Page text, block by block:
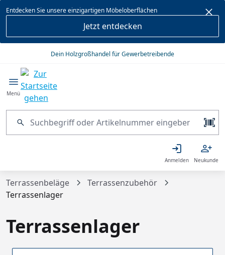
springen
Entdecken Sie unsere einzigartigen Möbeloberflächen
Jetzt entdecken
Dein Holzgroßhandel für Gewerbetreibende
Menü
Anmelden Neukunde
Terrassenbeläge
Terrassenzubehör
Terrassenlager
Terrassenlager